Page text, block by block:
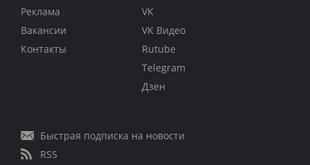
Реклама
Вакансии
Контакты
VK
VK Видео
Rutube
Telegram
Дзен
Быстрая подписка на новости
RSS